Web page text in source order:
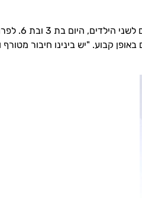
לאחרונה שכר
קבוע. "יש בינינו חיבור